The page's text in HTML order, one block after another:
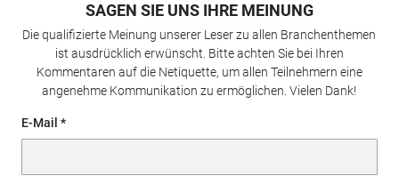
SAGEN SIE UNS IHRE MEINUNG
Die qualifizierte Meinung unserer Leser zu allen Branchenthemen
ist ausdrücklich erwünscht. Bitte achten Sie bei Ihren
Kommentaren auf die Netiquette, um allen Teilnehmern eine
angenehme Kommunikation zu ermöglichen. Vielen Dank!
E-Mail